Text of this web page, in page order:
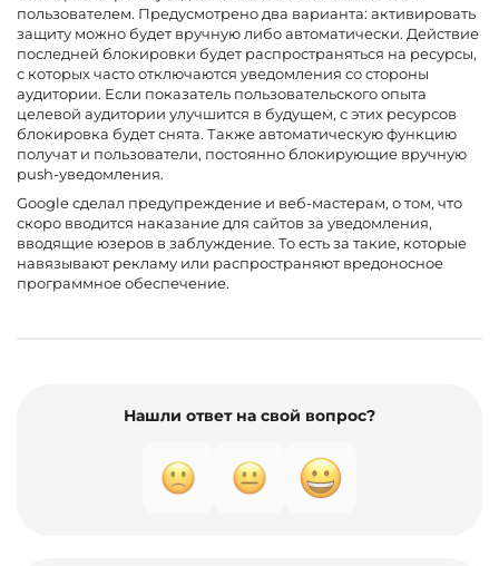
пользователем. Предусмотрено два варианта: активировать
защиту можно будет вручную либо автоматически. Действие
последней блокировки будет распространяться на ресурсы,
с которых часто отключаются уведомления со стороны
аудитории. Если показатель пользовательского опыта
целевой аудитории улучшится в будущем, с этих ресурсов
блокировка будет снята. Также автоматическую функцию
получат и пользователи, постоянно блокирующие вручную
push-уведомления.
Google сделал предупреждение и веб-мастерам, о том, что
скоро вводится наказание для сайтов за уведомления,
вводящие юзеров в заблуждение. То есть за такие, которые
навязывают рекламу или распространяют вредоносное
программное обеспечение.
Нашли ответ на свой вопрос?